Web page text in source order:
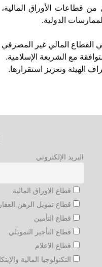
من قطاعات الأوراق
الدولية.
القطاع المالي غير المصرفي
مع الشريعة الإسلامية.
الهيئة وتعزيز استقرارها.
البريد الإلكتروني
قطاع الاوراق المالية
قطاع تمويل الرهن
قطاع التأمين
قطاع التأجير التمويلي
قطاع الاعلام
التكنولوجيا المالية